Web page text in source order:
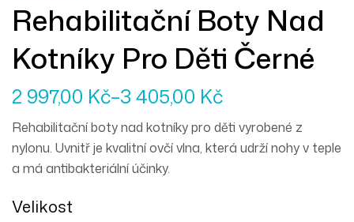
Rehabilitační Boty Nad
Kotníky Pro Děti Černé
2 997,00 Kč–3 405,00 Kč
Rehabilitační boty nad kotníky pro děti vyrobené z
nylonu. Uvnitř je kvalitní ovčí vlna, která udrží nohy v teple
a má antibakteriální účinky.
Velikost